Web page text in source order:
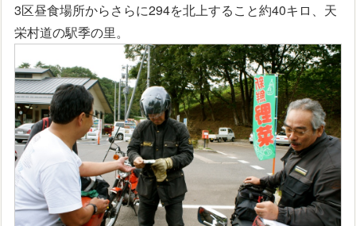
3区昼食場所からさらに294を北上すること約40キロ、天
栄村道の駅季の里。